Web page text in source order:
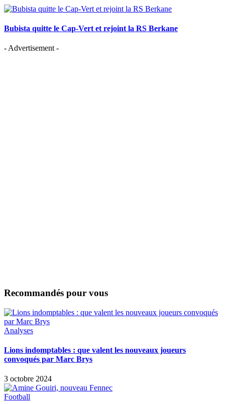
Bubista quitte le Cap-Vert et rejoint la RS Berkane
- Advertisement -
Recommandés pour vous
Analyses
Lions indomptables : que valent les nouveaux joueurs
convoqués par Marc Brys
3 octobre 2024
Football